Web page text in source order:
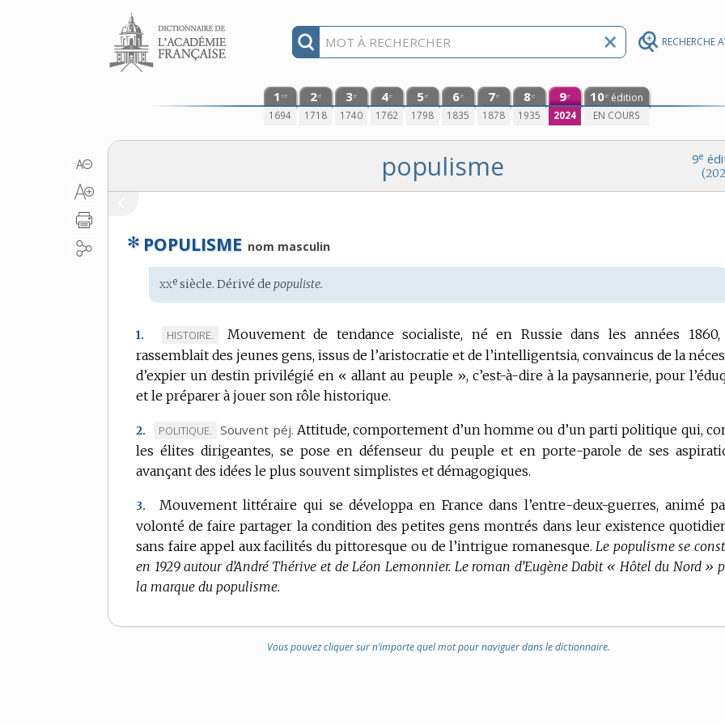
RECHERCHE
Aller au contenu
1 re
1694
2e
1718
3e
1740
4e
1762
5e
1798
6e
1835
7e
1878
8e
1935
9e
2024
10e édition
EN COURS
9e
populisme
✻ POPULISME nom masculin
Étymologie
:
xxe siècle. Dérivé depopuliste.
1.
MARQUE
DE
DOMAINE
:
HISTOIRE.
Mouvement de tendance socialiste, né en Russie dans les années
rassemblait des jeunes gens, issus de l’aristocratie et de l’intelligentsia, convaincus de la
d’expier un destin privilégié en « allant au peuple », c’est-à-dire à la paysannerie, pour
et le préparer à jouer son rôle historique.
2.
MARQUE
DE
DOMAINE
POLITIQUE. Souvent péj. Attitude, comportement d’un homme ou d’un parti politique qui,
les élites dirigeantes, se pose en défenseur du peuple et en porte-parole de ses
avançant des idées le plus souvent simplistes et démagogiques.
3.
Mouvement littéraire qui se développa en France dans l’entre-deux-guerres, animé
volonté de faire partager la condition des petites gens montrés dans leur existence
sans faire appel aux facilités du pittoresque ou de l’intrigue romanesque. Le populisme se
en 1929 autour d’André Thérive et de Léon Lemonnier. Le roman d’Eugène Dabit « Hôtel du Nord »
la marque du populisme.
Vous pouvez cliquer sur n’importe quel mot pour naviguer dans le dictionnaire.